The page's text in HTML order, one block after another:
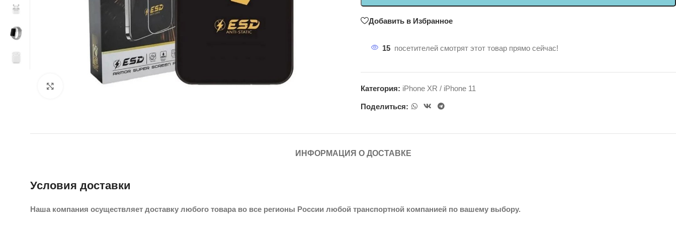
Нажмите, чтобы увеличить
Добавить в Избранное
15 посетителей смотрят этот товар прямо сейчас!
Категория: iPhone XR / iPhone 11
Поделиться:
ИНФОРМАЦИЯ О ДОСТАВКЕ
Условия доставки
Наша компания осуществляет доставку любого товара во все регионы России любой транспортной компанией по вашему выбору.